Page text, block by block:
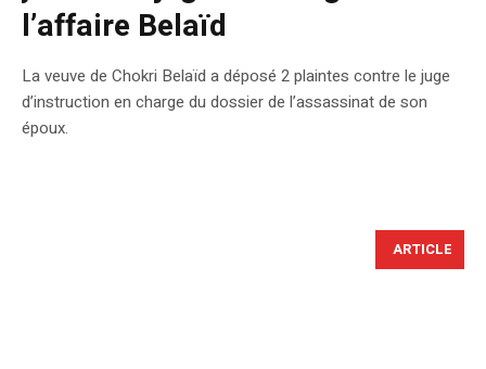
l’affaire Belaïd
La veuve de Chokri Belaïd a déposé 2 plaintes contre le juge
d’instruction en charge du dossier de l’assassinat de son
époux.
ARTICLE